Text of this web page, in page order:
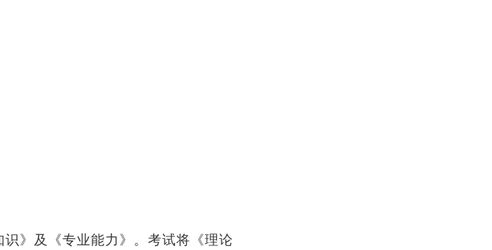
》及《专业能力》。考试将《理论